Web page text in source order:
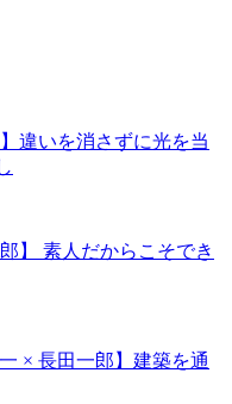
違いを消さずに光を当
】 素人だからこそでき
× 長田一郎】建築を通